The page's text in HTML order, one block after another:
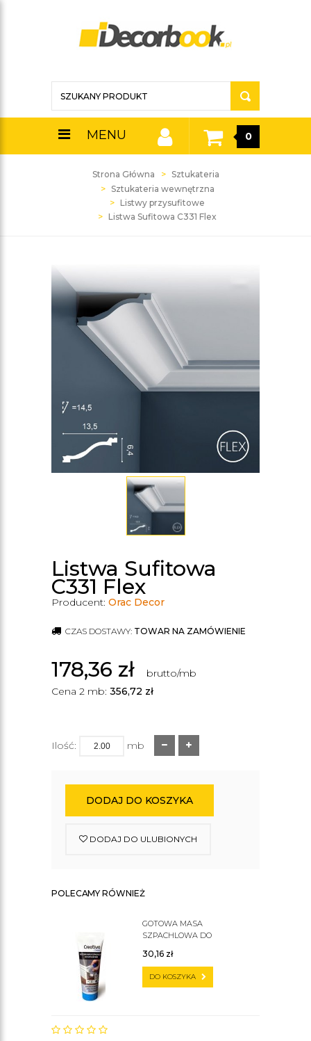
MENU 0
Strona Główna
Sztukateria
Sztukateria wewnętrzna
Listwy przysufitowe
Listwa Sufitowa C331 Flex
Listwa Sufitowa
C331 Flex
Producent: Orac Decor
CZAS DOSTAWY: TOWAR NA ZAMÓWIENIE
178,36 zł
brutto/mb
Cena 2 mb: 356,72 zł
Ilość: mb
DODAJ DO KOSZYKA
DODAJ DO ULUBIONYCH
POLECAMY RÓWNIEŻ
GOTOWA MASA
SZPACHLOWA DO
30,16 zł
DO KOSZYKA